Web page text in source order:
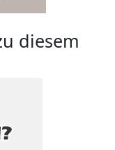
diesem